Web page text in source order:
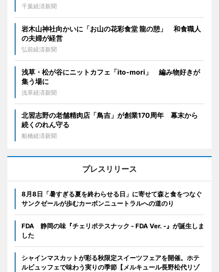
千葉経済新聞
岩木山神社向かいに「お山の花彩食堂 龍の憩」 和食職人
の夫婦が経営
弘前経済新聞
浅草・松が谷にニットカフェ「ito-mori」 編み物好きが
集う場に
浅草経済新聞
北習志野の老舗精肉店「鳥吉」が創業170周年 幕末から
続くのれん守る
船橋経済新聞
プレスリリース
8月8日「暑すぎる夏を終わらせる日」に寄せて森と食をつなぐ
サンクゼールが歩むカーボンニュートラルへの道のり
FDA 静岡の味『チェリポテスナック - FDA Ver. -』が誕生しま
した
シャインマスカットが彩る秋限定スイーツフェアを開催。ホテ
ルビュッフェで味わう実りの季節【メルキュール長野松代リゾ